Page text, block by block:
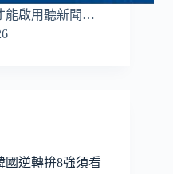
能啟用聽新聞…
逆轉拚8強須看